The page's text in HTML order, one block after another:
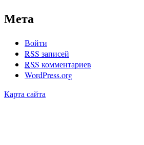
Мета
Войти
RSS записей
RSS комментариев
WordPress.org
Карта сайта